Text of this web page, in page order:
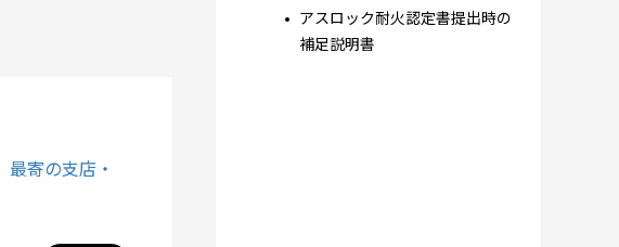
最寄の支店・
アスロック耐火認定書提出時の
補足説明書